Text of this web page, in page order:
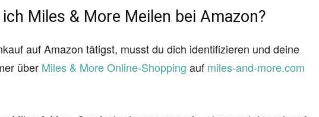
Miles & More Meilen bei Amazon?
auf Amazon tätigst, musst du dich identifizieren und deine
über Miles & More Online-Shopping auf miles-and-more.com